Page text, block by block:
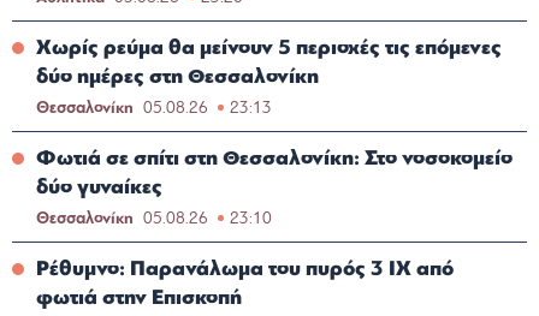
Χωρίς ρεύμα θα μείνουν 5 περιοχές τις επόμενες
δύο ημέρες στη Θεσσαλονίκη
Θεσσαλονίκη 05.08.26 23:13
Φωτιά σε σπίτι στη Θεσσαλονίκη: Στο νοσοκομείο
δύο γυναίκες
Θεσσαλονίκη 05.08.26 23:10
Ρέθυμνο: Παρανάλωμα του πυρός 3 ΙΧ από
φωτιά στην Επισκοπή